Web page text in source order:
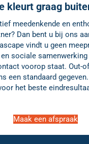
kleurt graag
meedenkende en
Dan bent u bij ons
vindt u geen
sociale
voorop staat. Out-
een standaard
het beste
Maak een afspraak